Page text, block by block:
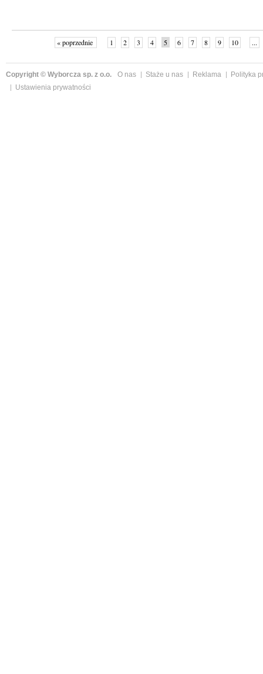
« poprzednie 1 2 3 4 5 6 7 8 9 10 ...
Copyright © Wyborcza sp. z o.o. O nas Staże u nas Reklama
Polityka
Ustawienia prywatności